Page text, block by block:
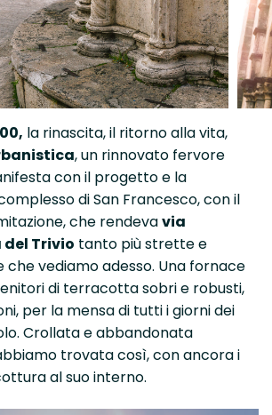
la rinascita, il ritorno alla vita,
, un rinnovato fervore
con il progetto e la
di San Francesco, con il
che rendevavia
del Trivio tanto più strette e
che vediamo adesso. Una fornace
di terracotta sobri e robusti,
per la mensa di tutti i giorni dei
Crollata e abbandonata
trovata così, con ancora i
al suo interno.